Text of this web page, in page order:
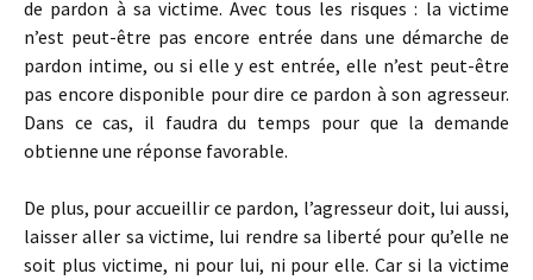
de pardon à sa victime. Avec tous les risques : la victime
n’est peut-être pas encore entrée dans une démarche de
pardon intime, ou si elle y est entrée, elle n’est peut-être
pas encore disponible pour dire ce pardon à son agresseur.
Dans ce cas, il faudra du temps pour que la demande
obtienne une réponse favorable.
De plus, pour accueillir ce pardon, l’agresseur doit, lui aussi,
laisser aller sa victime, lui rendre sa liberté pour qu’elle ne
soit plus victime, ni pour lui, ni pour elle. Car si la victime